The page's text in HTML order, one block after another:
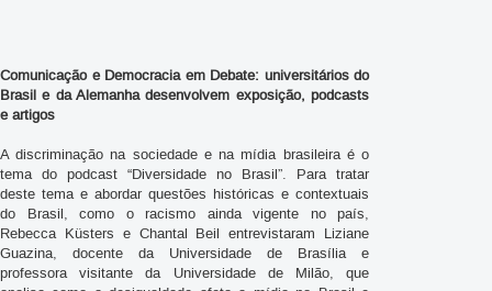
Comunicação e Democracia em Debate: universitários do
Brasil e da Alemanha desenvolvem exposição, podcasts
e artigos
A discriminação na sociedade e na mídia brasileira é o
tema do podcast “Diversidade no Brasil”. Para tratar
deste tema e abordar questões históricas e contextuais
do Brasil, como o racismo ainda vigente no país,
Rebecca Küsters e Chantal Beil entrevistaram Liziane
Guazina, docente da Universidade de Brasília e
professora visitante da Universidade de Milão, que